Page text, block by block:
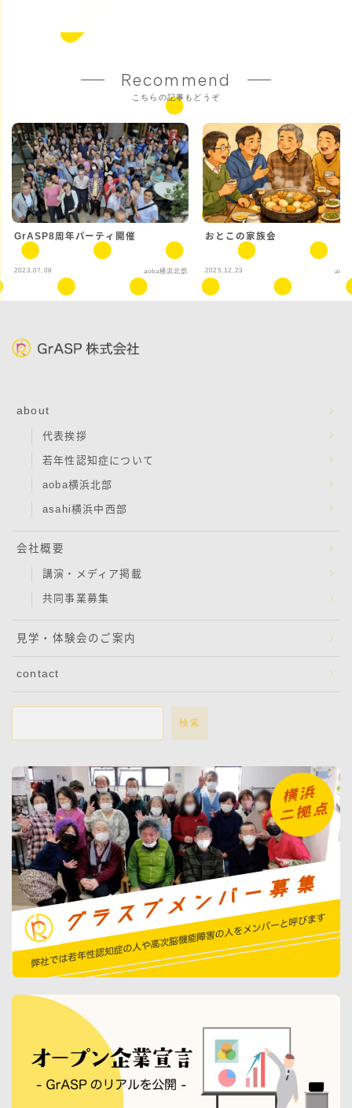
Recommend
こちらの記事もどうぞ
GrASP8周年パーティ開催
2023.07.08 aoba横浜北部
おとこの家族会
2025.12.23 aoba
about
代表挨拶
若年性認知症について
aoba横浜北部
asahi横浜中西部
会社概要
講演・メディア掲載
共同事業募集
見学・体験会のご案内
contact
検索